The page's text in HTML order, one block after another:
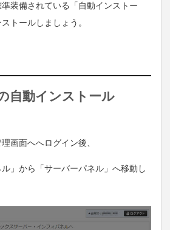
装備されている「自動インストー
トールしましょう。
自動インストール
画面へへログイン後、
」から「サーバーパネル」へ移動し